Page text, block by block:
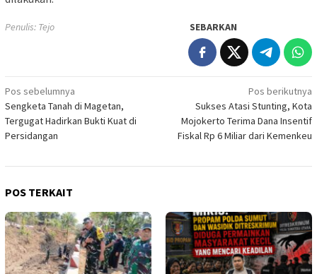
Penulis: Tejo SEBARKAN
Navigasi
pos
Pos sebelumnya
Sengketa Tanah di Magetan,
Tergugat Hadirkan Bukti Kuat di
Persidangan
Pos berikutnya
Sukses Atasi Stunting, Kota
Mojokerto Terima Dana Insentif
Fiskal Rp 6 Miliar dari Kemenkeu
POS TERKAIT